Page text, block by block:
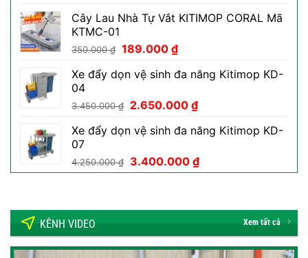
là:
50.000 ₫.
tại
29.000 ₫.
Cây Lau Nhà Tự Vắt KITIMOP CORAL Mã
KTMC-01
350.000₫ Giá
là:
189.000 ₫Giá
tại
189.000 ₫.
Xe đẩy dọn vệ sinh đa năng Kitimop KD-
04
3.450.000₫
Giá
là:
2.650.000 ₫Giá
tại
2.650.000 ₫.
Xe đẩy dọn vệ sinh đa năng Kitimop KD-
07
4.250.000₫
Giá
gốc
3.400.000 ₫Giá
hiện
3.400.000 ₫.
KÊNH VIDEO Xem tất cả